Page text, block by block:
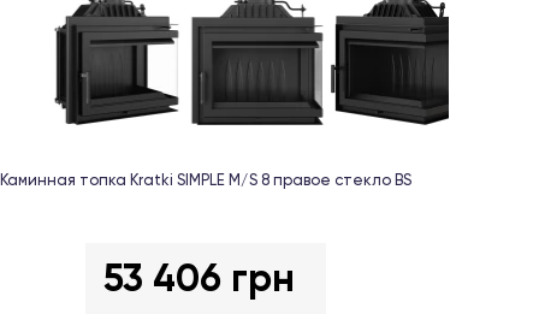
Каминная топка Kratki SIMPLE M/S 8 правое стекло BS
53 406 грн